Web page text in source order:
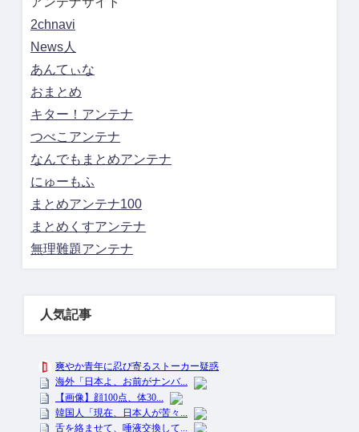
2chnavi
News人
あんてぃな
おまとめ
キター！アンテナ
つべこアンテナ
なんでもまとめアンテナ
にゅーもふ
まとめアンテナ100
まとめくすアンテナ
無理難題アンテナ
人気記事